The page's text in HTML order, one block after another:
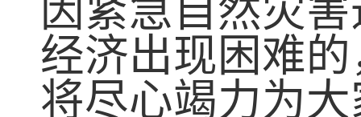
因紧急自然灾害
经济出现困难
将尽心竭力为